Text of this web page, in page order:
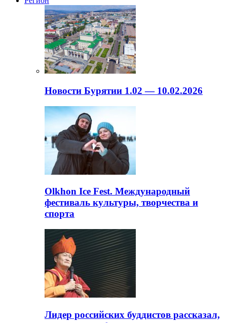
Новости Бурятии 1.02 — 10.02.2026
Olkhon Ice Fest. Международный
фестиваль культуры, творчества и
спорта
Лидер российских буддистов рассказал,